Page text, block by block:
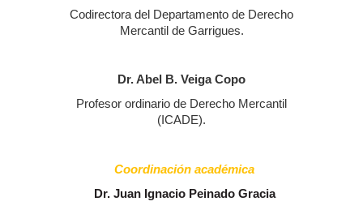
Codirectora del Departamento de Derecho
Mercantil de Garrigues.
Dr. Abel B. Veiga Copo
Profesor ordinario de Derecho Mercantil
(ICADE).
Coordinación académica
Dr. Juan Ignacio Peinado Gracia